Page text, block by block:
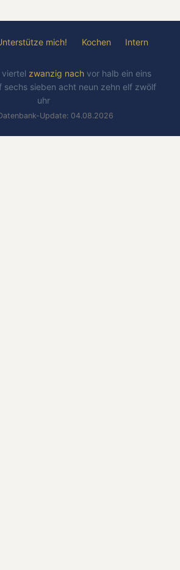
mich! Kochen Intern
viertel zwanzig nach vor halb ein eins
sechs sieben acht neun zehn elf zwölf
uhr
Update: 04.08.2026